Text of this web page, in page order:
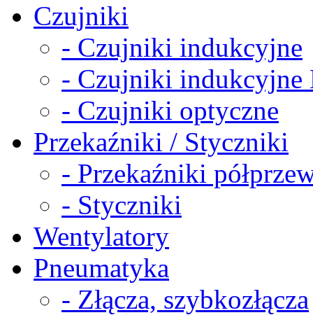
Czujniki
- Czujniki indukcyjne
- Czujniki indukcyjne
- Czujniki optyczne
Przekaźniki / Styczniki
- Przekaźniki
- Styczniki
Wentylatory
Pneumatyka
- Złącza, szybkozłącza